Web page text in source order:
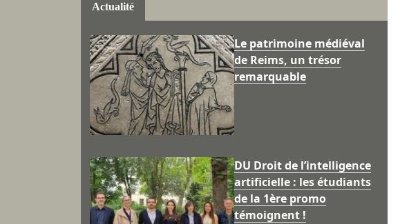
Actualité
Le patrimoine médiéval
de Reims, un trésor
remarquable
DU Droit de l’intelligence
artificielle : les étudiants
de la 1ère promo
témoignent !